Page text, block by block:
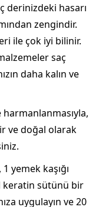
derinizdeki hasarı
zengindir.
ile çok iyi bilinir.
saç
daha kalın ve
ve doğal olarak
yemek kaşığı
keratin sütünü bir
uygulayın ve 20